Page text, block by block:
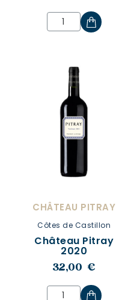
CHÂTEAU PITRAY
Côtes de Castillon
Château Pitray
2020
32,00 €